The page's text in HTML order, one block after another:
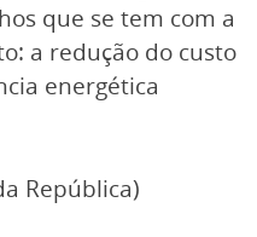
que se tem com a
a redução do custo
energética
República)